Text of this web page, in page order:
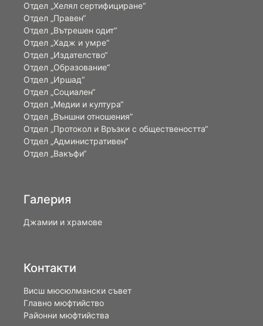
Отдел „Хелял сертифициране“
Отдел „Правен“
Отдел „Вътрешен одит“
Отдел „Хадж и умре“
Отдел „Издателство“
Отдел „Образование“
Отдел „Иршад“
Отдел „Социален“
Отдел „Медии и култура“
Отдел „Външни отношения”
Oтдел „Протокол и Връзки с обществеността“
Отдел „Административен“
Отдел „Вакъфи“
Галерия
Джамии и храмове
Контакти
Висш мюсюлмански съвет
Главно мюфтийство
Районни мюфтийства